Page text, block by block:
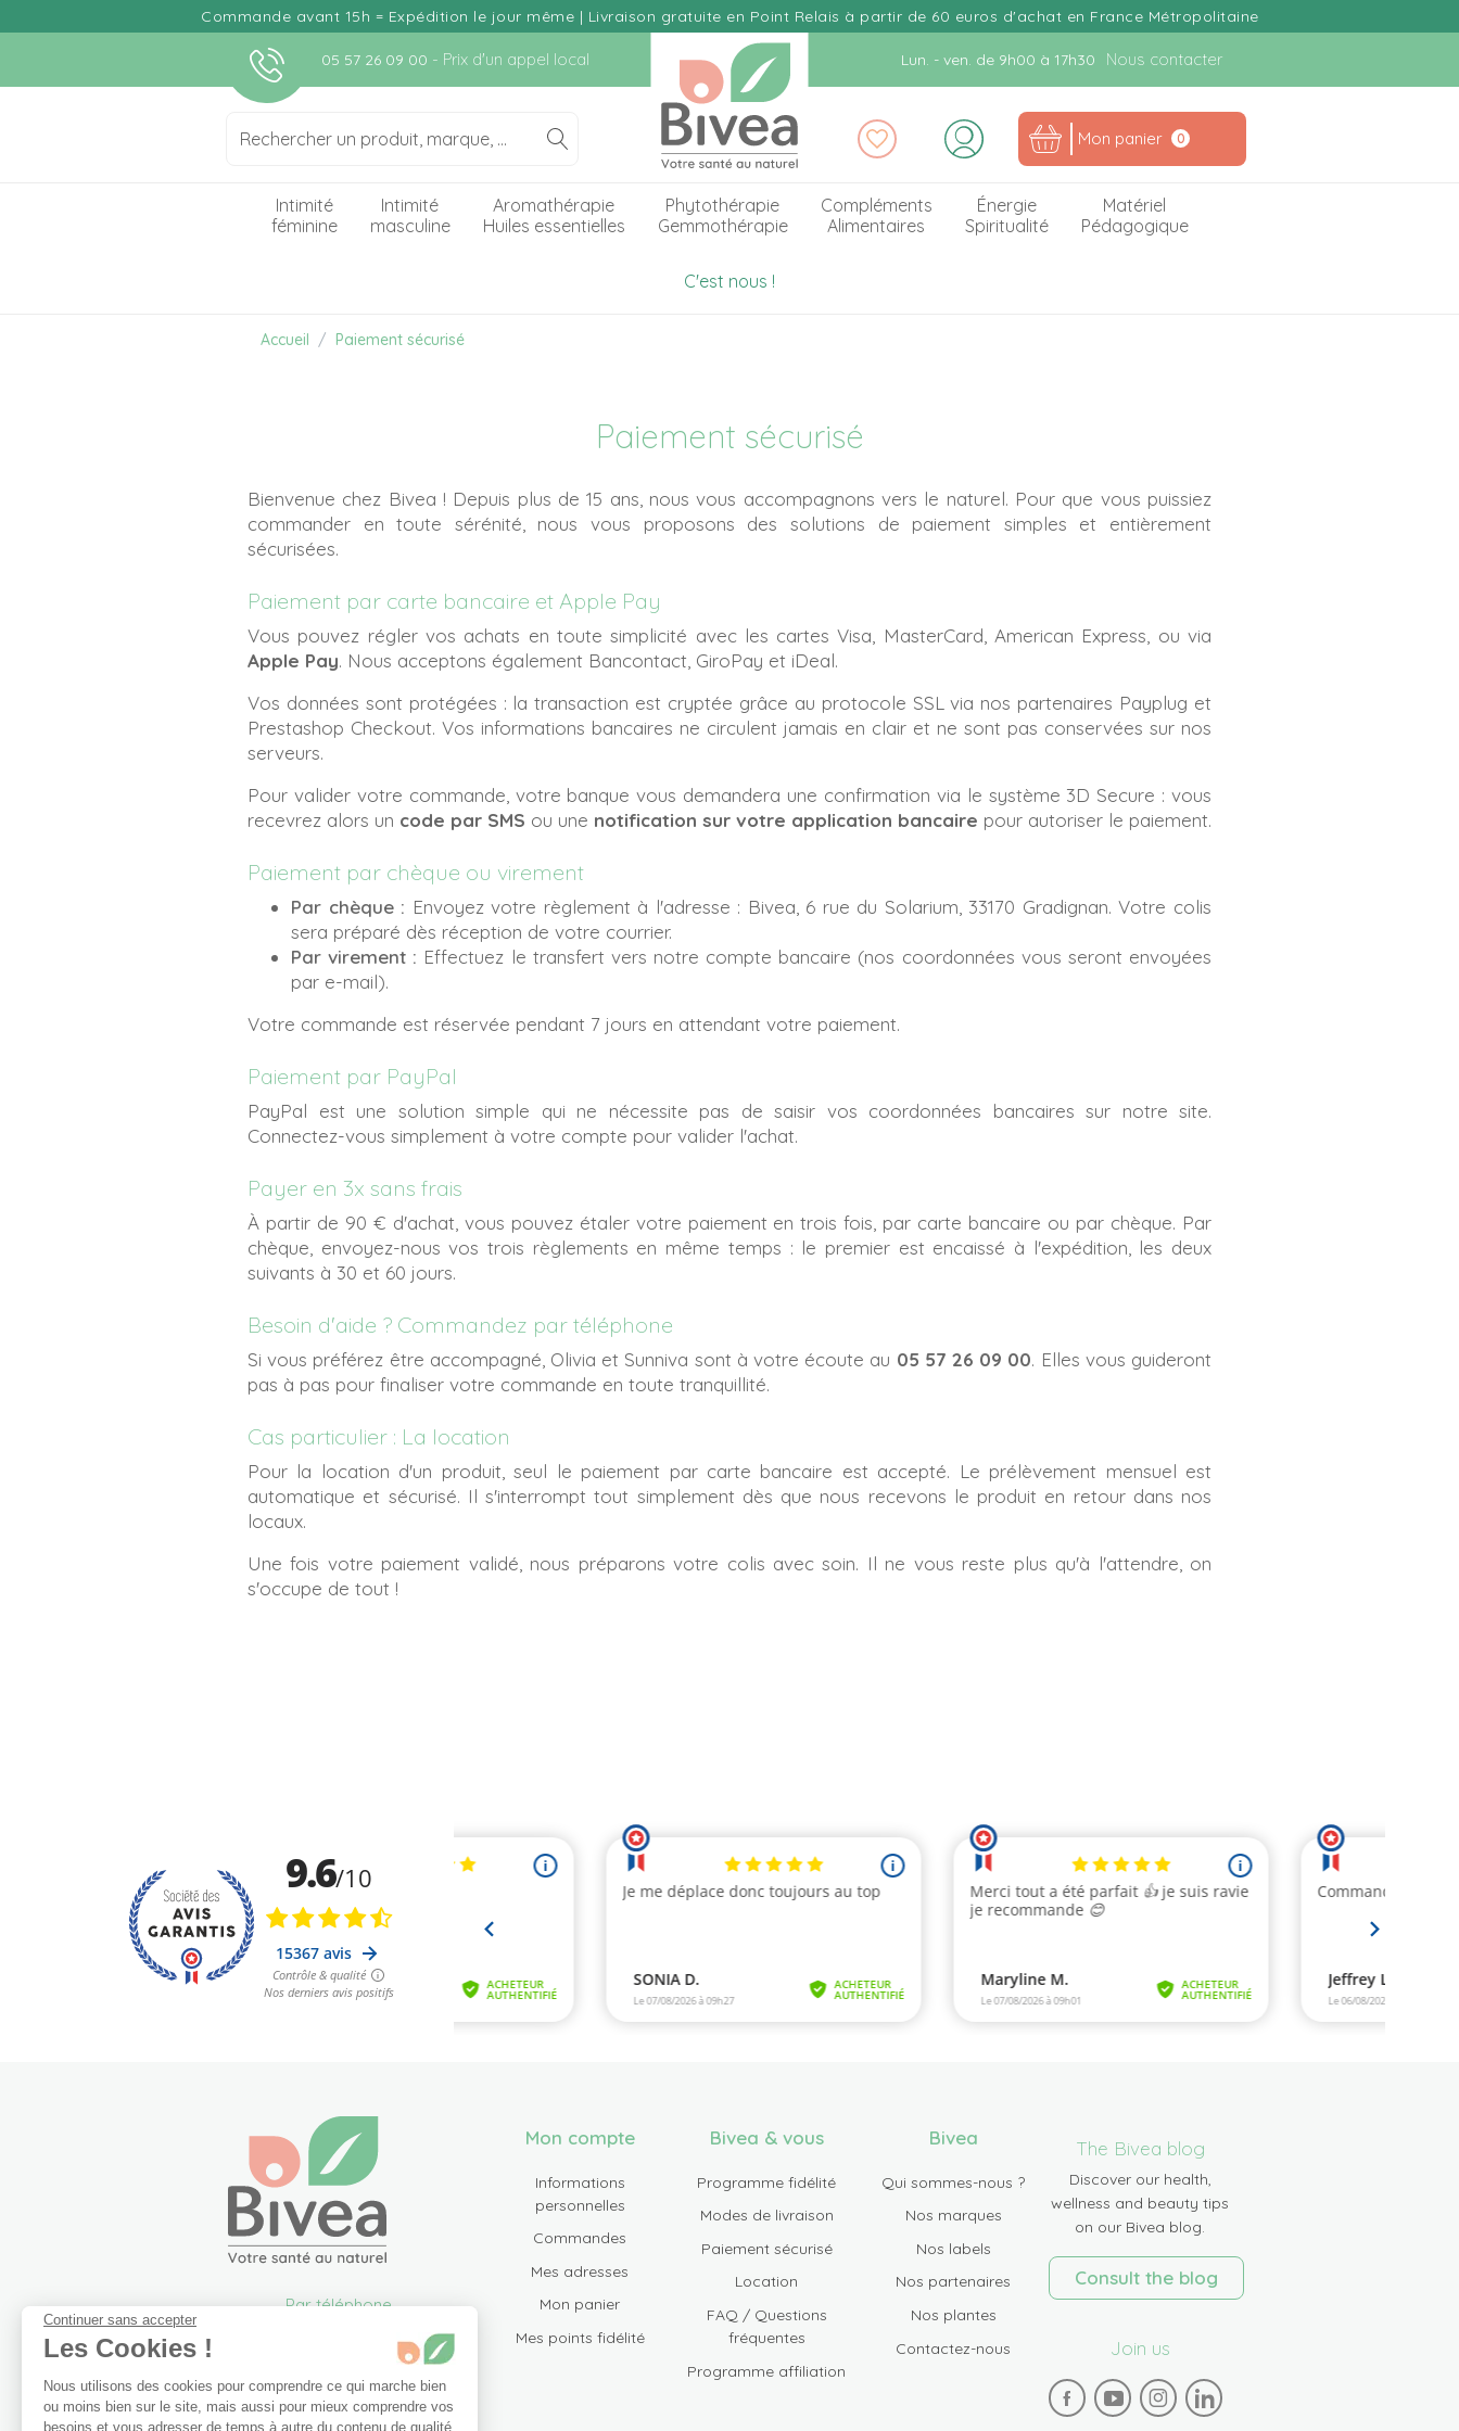
Commande avant 15h = Expédition le jour même | Livraison gratuite en Point Relais à partir de 60 euros d'achat en France Métropolitaine
05 57 26 09 00 - Prix d'un appel local Lun. - ven. de 9h00 à 17h30 Nous contacter
Mon panier 0
Intimité
féminine
Intimité
masculine
Aromathérapie
Huiles essentielles
Phytothérapie
Gemmothérapie
Compléments
Alimentaires
Énergie
Spiritualité
Matériel
Pédagogique
C'est nous !
Accueil Paiement sécurisé
Paiement sécurisé
Bienvenue chez Bivea ! Depuis plus de 15 ans, nous vous accompagnons vers le naturel. Pour que vous puissiez
commander en toute sérénité, nous vous proposons des solutions de paiement simples et entièrement
sécurisées.
Paiement par carte bancaire et Apple Pay
Vous pouvez régler vos achats en toute simplicité avec les cartes Visa, MasterCard, American Express, ou via
Apple Pay. Nous acceptons également Bancontact, GiroPay et iDeal.
Vos données sont protégées : la transaction est cryptée grâce au protocole SSL via nos partenaires Payplug et
Prestashop Checkout. Vos informations bancaires ne circulent jamais en clair et ne sont pas conservées sur nos
serveurs.
Pour valider votre commande, votre banque vous demandera une confirmation via le système 3D Secure : vous
recevrez alors un code par SMS ou une notification sur votre application bancaire pour autoriser le paiement.
Paiement par chèque ou virement
Par chèque : Envoyez votre règlement à l'adresse : Bivea, 6 rue du Solarium, 33170 Gradignan. Votre colis
sera préparé dès réception de votre courrier.
Par virement : Effectuez le transfert vers notre compte bancaire (nos coordonnées vous seront envoyées
par e-mail).
Votre commande est réservée pendant 7 jours en attendant votre paiement.
Paiement par PayPal
PayPal est une solution simple qui ne nécessite pas de saisir vos coordonnées bancaires sur notre site.
Connectez-vous simplement à votre compte pour valider l'achat.
Payer en 3x sans frais
À partir de 90 € d'achat, vous pouvez étaler votre paiement en trois fois, par carte bancaire ou par chèque. Par
chèque, envoyez-nous vos trois règlements en même temps : le premier est encaissé à l'expédition, les deux
suivants à 30 et 60 jours.
Besoin d'aide ? Commandez par téléphone
Si vous préférez être accompagné, Olivia et Sunniva sont à votre écoute au 05 57 26 09 00. Elles vous guideront
pas à pas pour finaliser votre commande en toute tranquillité.
Cas particulier : La location
Pour la location d'un produit, seul le paiement par carte bancaire est accepté. Le prélèvement mensuel est
automatique et sécurisé. Il s'interrompt tout simplement dès que nous recevons le produit en retour dans nos
locaux.
Une fois votre paiement validé, nous préparons votre colis avec soin. Il ne vous reste plus qu'à l'attendre, on
s'occupe de tout !
Par téléphone
info@bivea.com
6 rue du Solarium
33170 Gradignan
Mon compte
Informations
personnelles
Commandes
Mes adresses
Mon panier
Mes points fidélité
Bivea & vous
Programme fidélité
Modes de livraison
Paiement sécurisé
Location
FAQ / Questions
fréquentes
Programme affiliation
Bivea
Qui sommes-nous ?
Nos marques
Nos labels
Nos partenaires
Nos plantes
Contactez-nous
The Bivea blog
Discover our health,
wellness and beauty tips
on our Bivea blog.
Consult the blog
Join us
Continuer sans accepter
Les Cookies !
Nous utilisons des cookies pour comprendre ce qui marche bien
ou moins bien sur le site, mais aussi pour mieux comprendre vos
besoins et vous adresser de temps à autre du contenu de qualité